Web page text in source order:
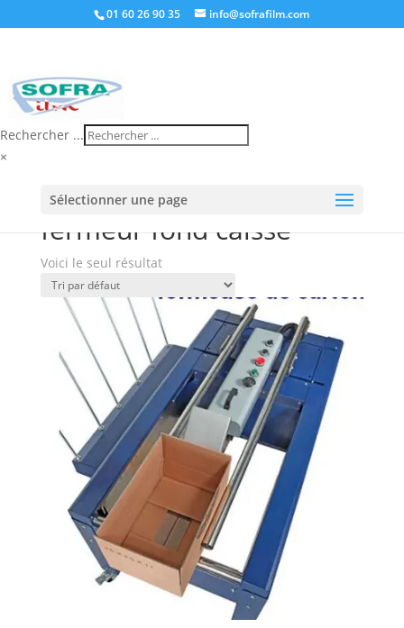
01 60 26 90 35 info@sofrafilm.com
Rechercher ...
×
Sélectionner une page
caisse”
fermeur fond caisse
Voici le seul résultat